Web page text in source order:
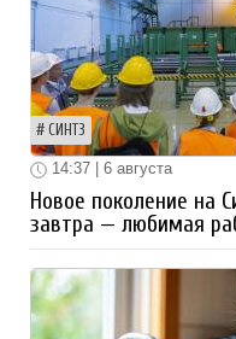
СИНТЗ
14:37 | 6 августа
Новое поколение на
завтра — любимая